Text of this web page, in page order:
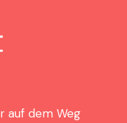
auf dem Weg